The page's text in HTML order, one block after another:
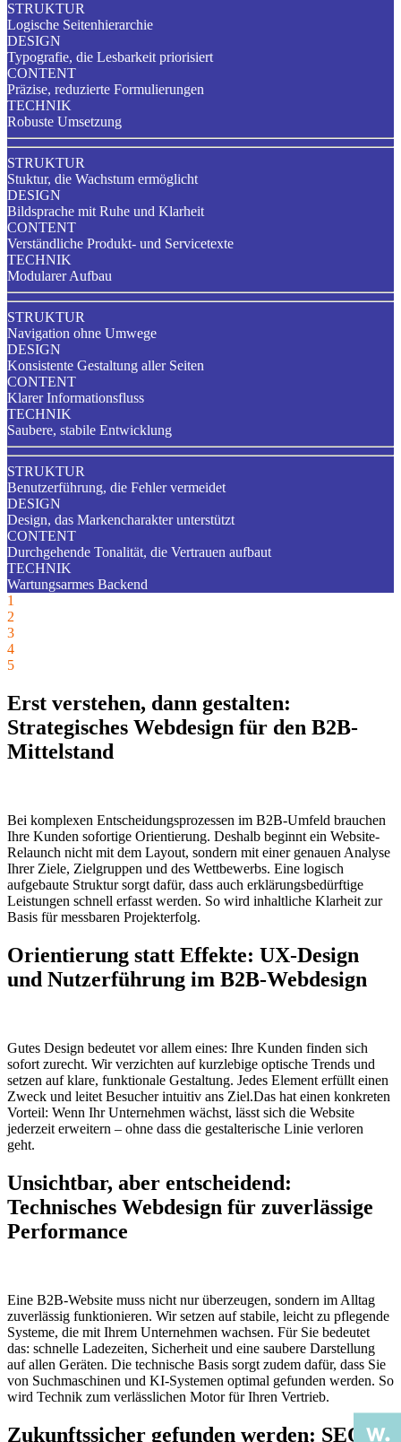
STRUKTUR
Logische Seitenhierarchie
DESIGN
Typografie, die Lesbarkeit priorisiert
CONTENT
Präzise, reduzierte Formulierungen
TECHNIK
Robuste Umsetzung
STRUKTUR
Stuktur, die Wachstum ermöglicht
DESIGN
Bildsprache mit Ruhe und Klarheit
CONTENT
Verständliche Produkt- und Servicetexte
TECHNIK
Modularer Aufbau
STRUKTUR
Navigation ohne Umwege
DESIGN
Konsistente Gestaltung aller Seiten
CONTENT
Klarer Informationsfluss
TECHNIK
Saubere, stabile Entwicklung
STRUKTUR
Benutzerführung, die Fehler vermeidet
DESIGN
Design, das Markencharakter unterstützt
CONTENT
Durchgehende Tonalität, die Vertrauen aufbaut
TECHNIK
Wartungsarmes Backend
1
2
3
4
5
Erst verstehen, dann gestalten:
Strategisches Webdesign für den B2B-
Mittelstand
Bei komplexen Entscheidungsprozessen im B2B-Umfeld brauchen
Ihre Kunden sofortige Orientierung. Deshalb beginnt ein Website-
Relaunch nicht mit dem Layout, sondern mit einer genauen Analyse
Ihrer Ziele, Zielgruppen und des Wettbewerbs. Eine logisch
aufgebaute Struktur sorgt dafür, dass auch erklärungsbedürftige
Leistungen schnell erfasst werden. So wird inhaltliche Klarheit zur
Basis für messbaren Projekterfolg.
Orientierung statt Effekte: UX-Design
und Nutzerführung im B2B-Webdesign
Gutes Design bedeutet vor allem eines: Ihre Kunden finden sich
sofort zurecht. Wir verzichten auf kurzlebige optische Trends und
setzen auf klare, funktionale Gestaltung. Jedes Element erfüllt einen
Zweck und leitet Besucher intuitiv ans Ziel.Das hat einen konkreten
Vorteil: Wenn Ihr Unternehmen wächst, lässt sich die Website
jederzeit erweitern – ohne dass die gestalterische Linie verloren
geht.
Unsichtbar, aber entscheidend:
Technisches Webdesign für zuverlässige
Performance
Eine B2B-Website muss nicht nur überzeugen, sondern im Alltag
zuverlässig funktionieren. Wir setzen auf stabile, leicht zu pflegende
Systeme, die mit Ihrem Unternehmen wachsen. Für Sie bedeutet
das: schnelle Ladezeiten, Sicherheit und eine saubere Darstellung
auf allen Geräten. Die technische Basis sorgt zudem dafür, dass Sie
von Suchmaschinen und KI-Systemen optimal gefunden werden. So
wird Technik zum verlässlichen Motor für Ihren Vertrieb.
Zukunftssicher gefunden werden: SEO